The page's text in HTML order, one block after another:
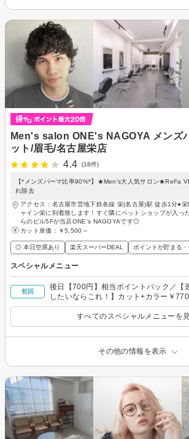
Men's salon ONE's NAGOYA メンズ
ット/眉毛/名古屋栄店
4.4
(18件)
【*メンズパーマ比率90%*】★Men's大人気サロン★ReFa
れ除去
アクセス：名古屋市営地下鉄各線 栄(名古屋)駅 徒歩1分●
ャイン栄に到着致します！すぐ隣にペットショップが入っ
らのビル5Fが当店ONE's NAGOYAです◎
カット単価： ￥5,500～
◎ 本日空席あり 楽天スーパーDEAL ポイントが貯まる
スペシャルメニュー
初回
後日【700円】相当ポイントバック／【
したいならこれ！】カット+カラー￥
すべてのスペシャルメニューを
その他の情報を表示